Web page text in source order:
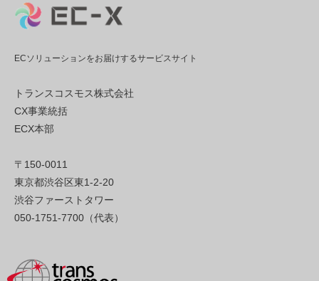
ECソリューションをお届けするサービスサイト
トランスコスモス株式会社
CX事業統括
ECX本部
〒150-0011
東京都渋谷区東1-2-20
渋谷ファーストタワー
050-1751-7700（代表）